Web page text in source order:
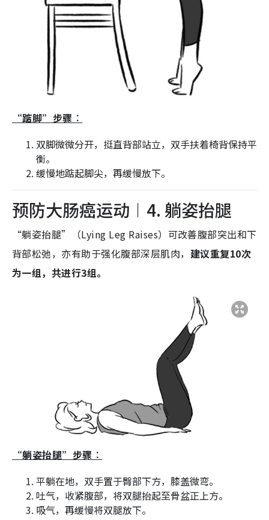
“踮脚”步骤︰
双脚微微分开，挺直背部站立，双手扶着椅背保持平
衡。
缓慢地踮起脚尖，再缓慢放下。
预防大肠癌运动︱4. 躺姿抬腿
“躺姿抬腿”（Lying Leg Raises）可改善腹部突出和下
背部松弛，亦有助于强化腹部深层肌肉， 建议重复10次
为一组，共进行3组。
“躺姿抬腿”步骤︰
平躺在地，双手置于臀部下方，膝盖微弯。
吐气，收紧腹部，将双腿抬起至骨盆正上方。
吸气，再缓慢将双腿放下。